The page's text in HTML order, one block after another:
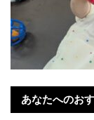
あなたへのお